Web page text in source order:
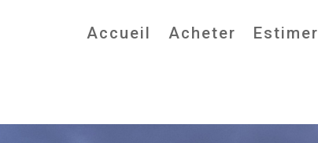
Accueil Acheter Estimer